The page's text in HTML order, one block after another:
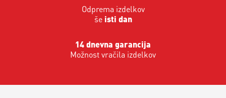
Odprema izdelkov
še isti dan
14 dnevna garancija
Možnost vračila izdelkov